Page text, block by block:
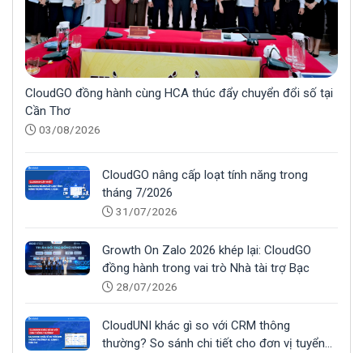
CloudGO đồng hành cùng HCA thúc đẩy chuyển đổi số tại
Cần Thơ
03/08/2026
CloudGO nâng cấp loạt tính năng trong
tháng 7/2026
31/07/2026
Growth On Zalo 2026 khép lại: CloudGO
đồng hành trong vai trò Nhà tài trợ Bạc
28/07/2026
CloudUNI khác gì so với CRM thông
thường? So sánh chi tiết cho đơn vị tuyển